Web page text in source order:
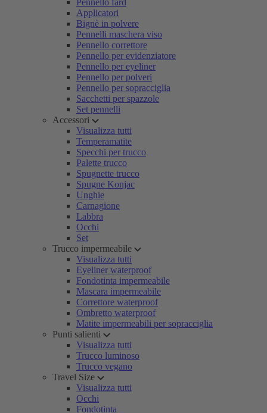
Pennello fard
Applicatori
Bignè in polvere
Pennelli maschera viso
Pennello correttore
Pennello per evidenziatore
Pennello per eyeliner
Pennello per polveri
Pennello per sopracciglia
Sacchetti per spazzole
Set pennelli
Accessori
Visualizza tutti
Temperamatite
Specchi per trucco
Palette trucco
Spugnette trucco
Spugne Konjac
Unghie
Carnagione
Labbra
Occhi
Set
Trucco impermeabile
Visualizza tutti
Eyeliner waterproof
Fondotinta impermeabile
Mascara impermeabile
Correttore waterproof
Ombretto waterproof
Matite impermeabili per sopracciglia
Punti salienti
Visualizza tutti
Trucco luminoso
Trucco vegano
Travel Size
Visualizza tutti
Occhi
Fondotinta